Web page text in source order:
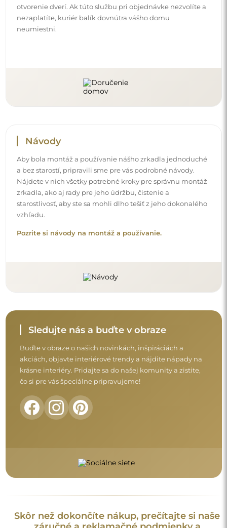
otvorenie dverí. Ak túto službu pri objednávke nezvolíte a
nezaplatíte, kuriér balík dovnútra vášho domu
neumiestni.
Návody
Aby bola montáž a používanie nášho zrkadla jednoduché
a bez starostí, pripravili sme pre vás podrobné návody.
Nájdete v nich všetky potrebné kroky pre správnu montáž
zrkadla, ako aj rady pre jeho údržbu, čistenie a
starostlivosť, aby ste sa mohli dlho tešiť z jeho dokonalého
vzhľadu.
Pozrite si návody na montáž a používanie.
Sledujte nás a buďte v obraze
Buďte v obraze o našich novinkách, inšpiráciách a
akciách, objavte interiérové trendy a nájdite nápady na
krásne interiéry. Pridajte sa do našej komunity a zistite,
čo si pre vás špeciálne pripravujeme!
Skôr než dokončíte nákup, prečítajte si naše